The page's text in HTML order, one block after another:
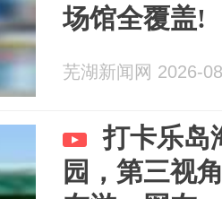
场馆全覆盖!
芜湖新闻网 2026-
打卡乐岛
园，第三视